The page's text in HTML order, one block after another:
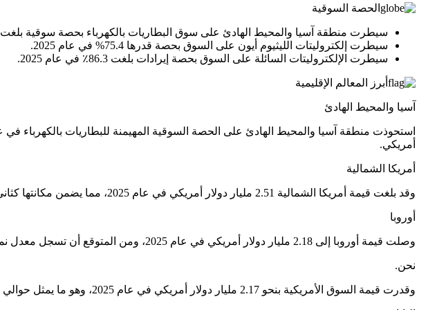
الحصة السوقية
سيطرت منطقة آسيا والمحيط الهادئ على سوق البطاريات بالكهرباء بحصة سوقية بلغت 42.38٪ في عام 2025.
سيطرت إلكتروليتات الليثيوم أيون على السوق بحصة قدرها 75.4% في عام 2025.
سيطرت الإلكتروليتات السائلة على السوق بحصة إيرادات بلغت 86.3٪ في عام 2025.
أبرز المعالم الإقليمية
آسيا والمحيط الهادئ
أمريكي.
أمريكا الشمالية
وقد بلغت قيمة أمريكا الشمالية 2.51 مليار دولار أمريكي في عام 2025، مما يضمن مكانتها كثاني أكبر سوق.
أوروبا
وصلت قيمة أوروبا إلى 2.18 مليار دولار أمريكي في عام 2025، ومن المتوقع أن تسجل معدل نمو قدره 11.20٪ في السنوات المقبلة.
نحن.
وقدرت قيمة السوق الأمريكية بنحو 2.17 مليار دولار أمريكي في عام 2025، وهو ما يمثل حوالي 18.93٪ من حجم السوق العالمية.